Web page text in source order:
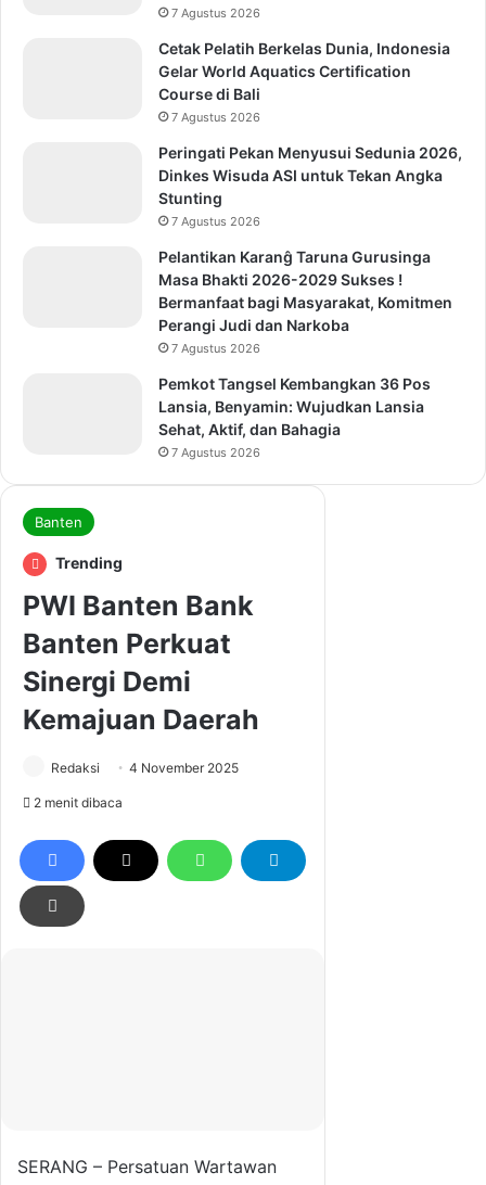
7 Agustus 2026
Cetak Pelatih Berkelas Dunia, Indonesia
Gelar World Aquatics Certification
Course di Bali
7 Agustus 2026
Peringati Pekan Menyusui Sedunia 2026,
Dinkes Wisuda ASI untuk Tekan Angka
Stunting
7 Agustus 2026
Pelantikan Karanĝ Taruna Gurusinga
Masa Bhakti 2026-2029 Sukses !
Bermanfaat bagi Masyarakat, Komitmen
Perangi Judi dan Narkoba
7 Agustus 2026
Pemkot Tangsel Kembangkan 36 Pos
Lansia, Benyamin: Wujudkan Lansia
Sehat, Aktif, dan Bahagia
7 Agustus 2026